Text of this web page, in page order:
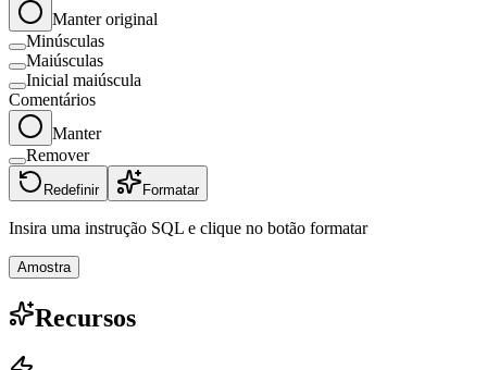
Manter original
Minúsculas
Maiúsculas
Inicial maiúscula
Comentários
Manter
Remover
Redefinir Formatar
Insira uma instrução SQL e clique no botão formatar
Amostra
Recursos